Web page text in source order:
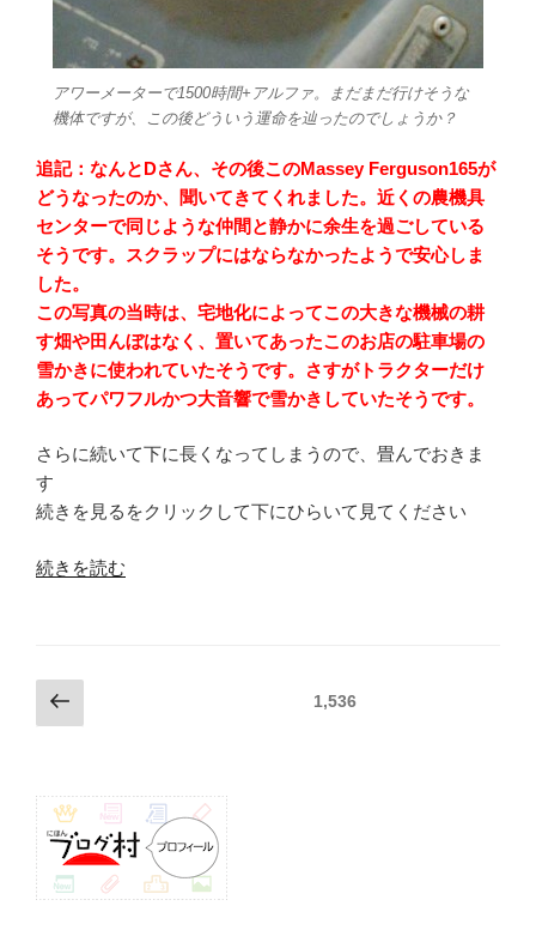
アワーメーターで1500時間+アルファ。まだまだ行けそうな
機体ですが、この後どういう運命を辿ったのでしょうか？
追記：なんとDさん、その後このMassey Ferguson165が
どうなったのか、聞いてきてくれました。近くの農機具
センターで同じような仲間と静かに余生を過ごしている
そうです。スクラップにはならなかったようで安心しま
した。
この写真の当時は、宅地化によってこの大きな機械の耕
す畑や田んぼはなく、置いてあったこのお店の駐車場の
雪かきに使われていたそうです。さすがトラクターだけ
あってパワフルかつ大音響で雪かきしていたそうです。
さらに続いて下に長くなってしまうので、畳んでおきま
す
続きを見るをクリックして下にひらいて見てください
“Massey
続きを読む
投
稿
ビ
ゲ
ー
シ
前
の
ジ
1,536